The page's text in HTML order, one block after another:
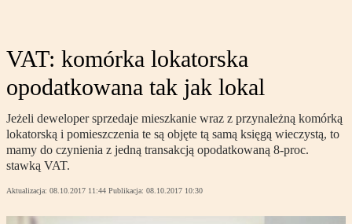
VAT: komórka lokatorska
opodatkowana tak jak lokal
Jeżeli deweloper sprzedaje mieszkanie wraz z przynależną komórką
lokatorską i pomieszczenia te są objęte tą samą księgą wieczystą, to
mamy do czynienia z jedną transakcją opodatkowaną 8-proc.
stawką VAT.
Aktualizacja: 08.10.2017 11:44 Publikacja: 08.10.2017 10:30